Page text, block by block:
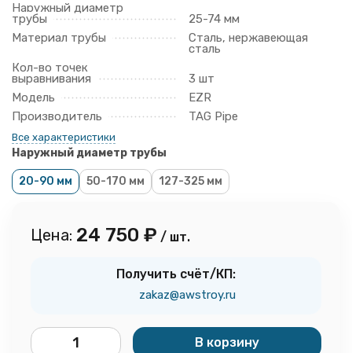
Наружный диаметр
трубы
25-74 мм
Материал трубы
Сталь, нержавеющая
сталь
Кол-во точек
выравнивания
3 шт
Модель
EZR
Производитель
TAG Pipe
Все характеристики
Наружный диаметр трубы
20-90 мм 50-170 мм 127-325 мм
Цена: 24 750 ₽ / шт.
Получить счёт/КП:
zakaz@awstroy.ru
В корзину